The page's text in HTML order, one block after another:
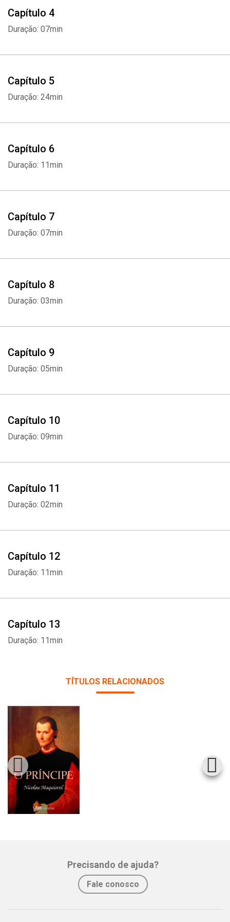
Capítulo 4
Duração: 07min
Capítulo 5
Duração: 24min
Capítulo 6
Duração: 11min
Capítulo 7
Duração: 07min
Capítulo 8
Duração: 03min
Capítulo 9
Duração: 05min
Capítulo 10
Duração: 09min
Capítulo 11
Duração: 02min
Capítulo 12
Duração: 11min
Capítulo 13
Duração: 11min
TÍTULOS RELACIONADOS
Precisando de ajuda?
Fale conosco